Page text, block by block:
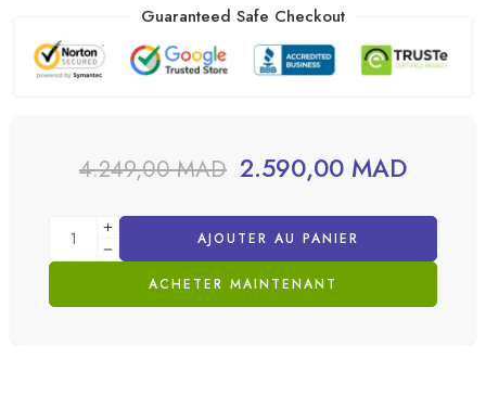
Guaranteed Safe Checkout
4.249,00MAD 2.590,00 MAD
AJOUTER AU PANIER
ACHETER MAINTENANT